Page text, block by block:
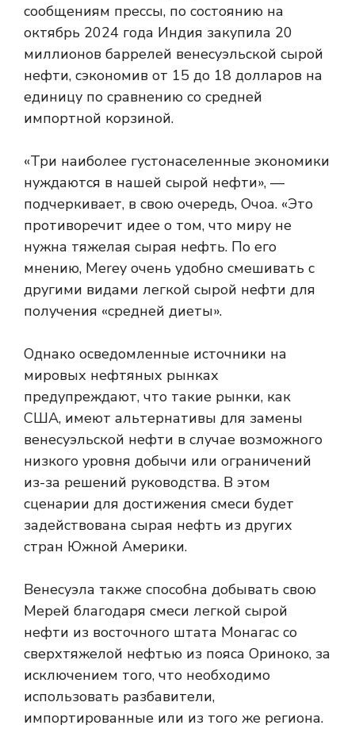
сообщениям прессы, по состоянию на
октябрь 2024 года Индия закупила 20
миллионов баррелей венесуэльской сырой
нефти, сэкономив от 15 до 18 долларов на
единицу по сравнению со средней
импортной корзиной.
«Три наиболее густонаселенные экономики
нуждаются в нашей сырой нефти», —
подчеркивает, в свою очередь, Очоа. «Это
противоречит идее о том, что миру не
нужна тяжелая сырая нефть. По его
мнению, Merey очень удобно смешивать с
другими видами легкой сырой нефти для
получения «средней диеты».
Однако осведомленные источники на
мировых нефтяных рынках
предупреждают, что такие рынки, как
США, имеют альтернативы для замены
венесуэльской нефти в случае возможного
низкого уровня добычи или ограничений
из-за решений руководства. В этом
сценарии для достижения смеси будет
задействована сырая нефть из других
стран Южной Америки.
Венесуэла также способна добывать свою
Мерей благодаря смеси легкой сырой
нефти из восточного штата Монагас со
сверхтяжелой нефтью из пояса Ориноко, за
исключением того, что необходимо
использовать разбавители,
импортированные или из того же региона.